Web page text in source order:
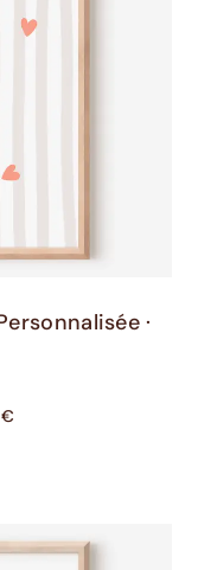
·
€